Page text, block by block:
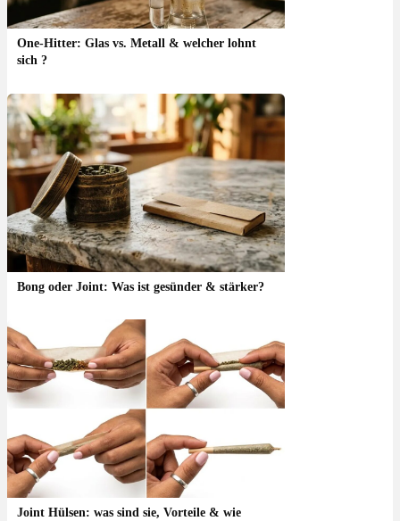
One-Hitter: Glas vs. Metall & welcher lohnt
sich ?
Bong oder Joint: Was ist gesünder & stärker?
Joint Hülsen: was sind sie, Vorteile & wie